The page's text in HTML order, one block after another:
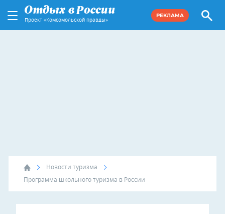
Проект «Комсомольской правды»
РЕКЛАМА
Новости туризма
Программа школьного туризма в России